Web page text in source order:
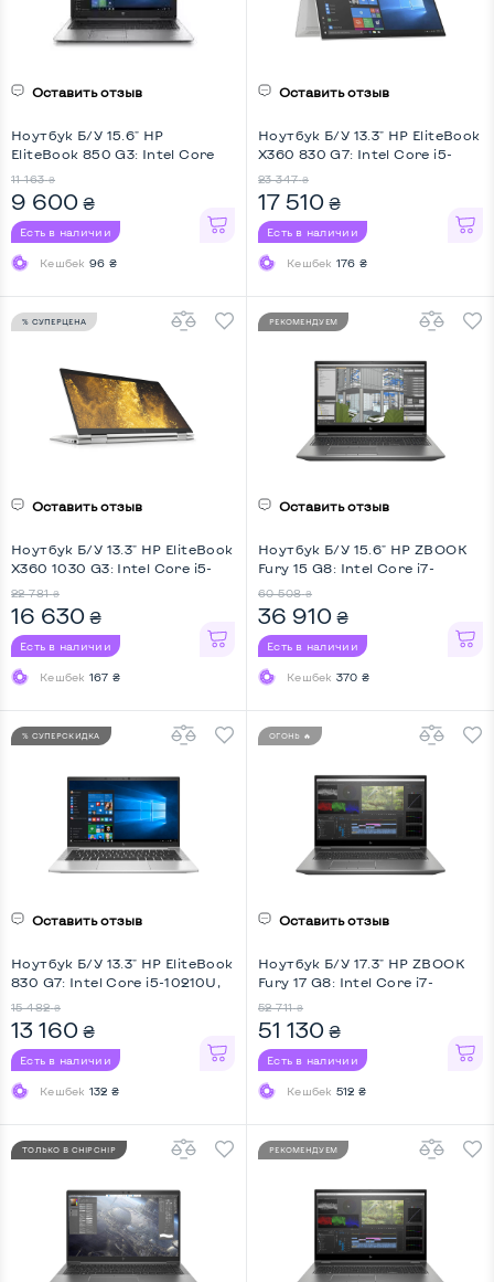
Оставить отзыв
Ноутбук Б/У 15.6" HP
EliteBook 850 G3: Intel Core
Touchscreen, Key Light
11 163 ₴
9 600 ₴
Есть в наличии
Кешбек 96 ₴
Оставить отзыв
Ноутбук Б/У 13.3" HP EliteBook
X360 830 G7: Intel Core i5-
Touchscreen, Key Light, Screen
360
23 347 ₴
17 510 ₴
Есть в наличии
Кешбек 176 ₴
% СУПЕРЦЕНА
Оставить отзыв
Ноутбук Б/У 13.3" HP EliteBook
X360 1030 G3: Intel Core i5-
Touchscreen, Key Light, Screen
360
22 781 ₴
16 630 ₴
Есть в наличии
Кешбек 167 ₴
РЕКОМЕНДУЕМ
Оставить отзыв
Ноутбук Б/У 15.6" HP ZBOOK
Fury 15 G8: Intel Core i7-
Full HD
60 508 ₴
36 910 ₴
Есть в наличии
Кешбек 370 ₴
% СУПЕРСКИДКА
Оставить отзыв
Ноутбук Б/У 13.3" HP EliteBook
830 G7: Intel Core i5-10210U,
15 482 ₴
13 160 ₴
Есть в наличии
Кешбек 132 ₴
ОГОНЬ 🔥
Оставить отзыв
Ноутбук Б/У 17.3" HP ZBOOK
Fury 17 G8: Intel Core i7-
HD, Key Light
52 711 ₴
51 130 ₴
Есть в наличии
Кешбек 512 ₴
ТОЛЬКО В CHIPCHIP РЕКОМЕНДУЕМ